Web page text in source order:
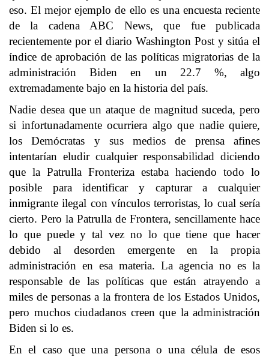
eso. El mejor ejemplo de ello es una encuesta reciente
de la cadena ABC News, que fue publicada
recientemente por el diario Washington Post y sitúa el
índice de aprobación de las políticas migratorias de la
administración Biden en un 22.7 %, algo
extremadamente bajo en la historia del país.
Nadie desea que un ataque de magnitud suceda, pero
si infortunadamente ocurriera algo que nadie quiere,
los Demócratas y sus medios de prensa afines
intentarían eludir cualquier responsabilidad diciendo
que la Patrulla Fronteriza estaba haciendo todo lo
posible para identificar y capturar a cualquier
inmigrante ilegal con vínculos terroristas, lo cual sería
cierto. Pero la Patrulla de Frontera, sencillamente hace
lo que puede y tal vez no lo que tiene que hacer
debido al desorden emergente en la propia
administración en esa materia. La agencia no es la
responsable de las políticas que están atrayendo a
miles de personas a la frontera de los Estados Unidos,
pero muchos ciudadanos creen que la administración
Biden si lo es.
En el caso que una persona o una célula de esos